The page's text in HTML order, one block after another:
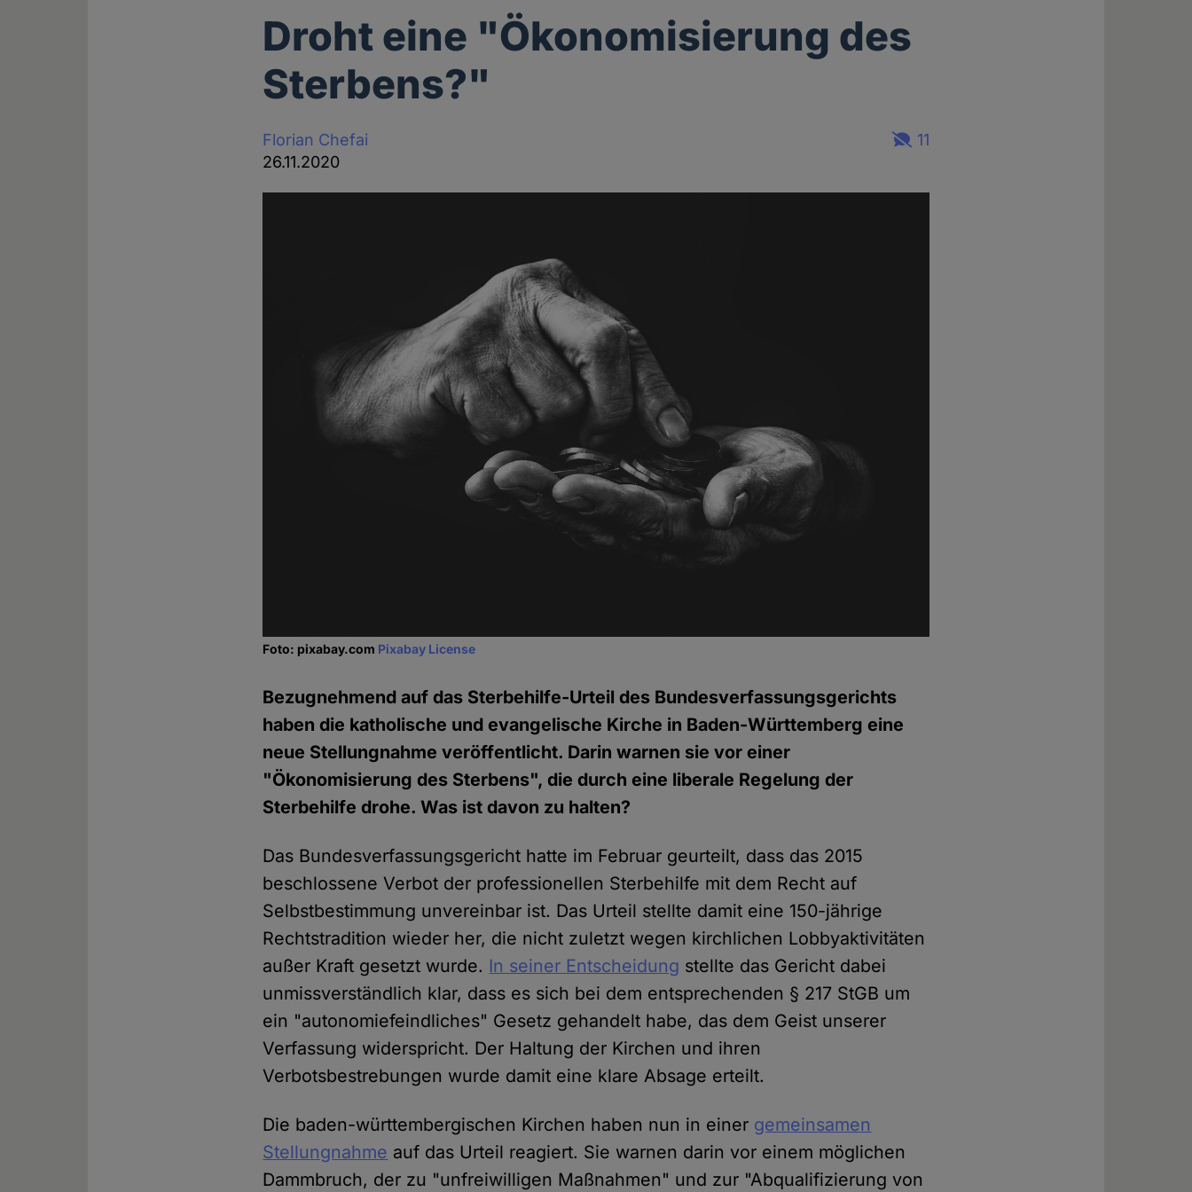
Droht eine "Ökonomisierung des
Sterbens?"
Florian Chefai
26.11.2020
11
Foto: pixabay.com Pixabay License
Bezugnehmend auf das Sterbehilfe-Urteil des Bundesverfassungsgerichts
haben die katholische und evangelische Kirche in Baden-Württemberg eine
neue Stellungnahme veröffentlicht. Darin warnen sie vor einer
"Ökonomisierung des Sterbens", die durch eine liberale Regelung der
Sterbehilfe drohe. Was ist davon zu halten?
Das Bundesverfassungsgericht hatte im Februar geurteilt, dass das 2015
beschlossene Verbot der professionellen Sterbehilfe mit dem Recht auf
Selbstbestimmung unvereinbar ist. Das Urteil stellte damit eine 150-jährige
Rechtstradition wieder her, die nicht zuletzt wegen kirchlichen Lobbyaktivitäten
außer Kraft gesetzt wurde. In seiner Entscheidung stellte das Gericht dabei
unmissverständlich klar, dass es sich bei dem entsprechenden § 217 StGB um
ein "autonomiefeindliches" Gesetz gehandelt habe, das dem Geist unserer
Verfassung widerspricht. Der Haltung der Kirchen und ihren
Verbotsbestrebungen wurde damit eine klare Absage erteilt.
Die baden-württembergischen Kirchen haben nun in einer gemeinsamen
Stellungnahme auf das Urteil reagiert. Sie warnen darin vor einem möglichen
Dammbruch, der zu "unfreiwilligen Maßnahmen" und zur "Abqualifizierung von